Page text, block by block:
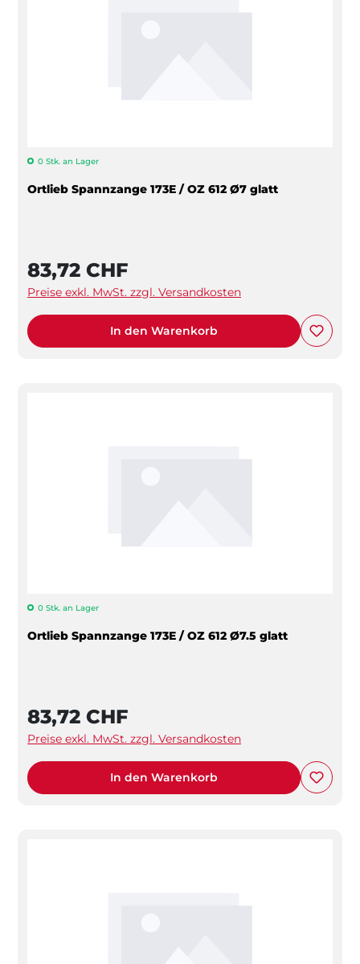
0 Stk. an Lager
Ortlieb Spannzange 173E / OZ 612 Ø7 glatt
83,72 CHF
Preise exkl. MwSt. zzgl. Versandkosten
In den Warenkorb
0 Stk. an Lager
Ortlieb Spannzange 173E / OZ 612 Ø7.5 glatt
83,72 CHF
Preise exkl. MwSt. zzgl. Versandkosten
In den Warenkorb